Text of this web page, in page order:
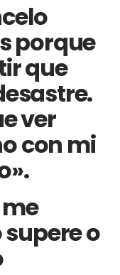
porque
que
ver
con mi
o